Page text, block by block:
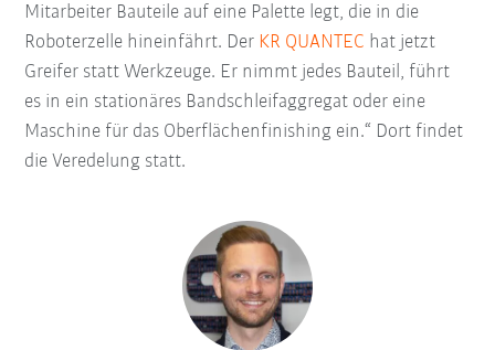
Mitarbeiter Bauteile auf eine Palette legt, die in die
Roboterzelle hineinfährt. Der KR QUANTEC hat jetzt
Greifer statt Werkzeuge. Er nimmt jedes Bauteil, führt
es in ein stationäres Bandschleifaggregat oder eine
Maschine für das Oberflächenfinishing ein.“ Dort findet
die Veredelung statt.